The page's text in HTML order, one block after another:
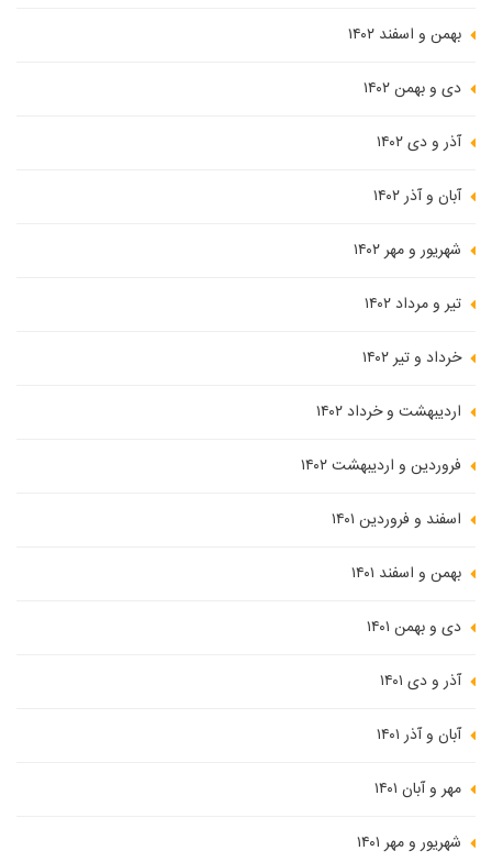
بهمن و اسفند ۱۴۰۲
دی و بهمن ۱۴۰۲
آذر و دی ۱۴۰۲
آبان و آذر ۱۴۰۲
شهریور و مهر ۱۴۰۲
تیر و مرداد ۱۴۰۲
خرداد و تیر ۱۴۰۲
اردیبهشت و خرداد ۱۴۰۲
فروردین و اردیبهشت ۱۴۰۲
اسفند و فروردین ۱۴۰۱
بهمن و اسفند ۱۴۰۱
دی و بهمن ۱۴۰۱
آذر و دی ۱۴۰۱
آبان و آذر ۱۴۰۱
مهر و آبان ۱۴۰۱
شهریور و مهر ۱۴۰۱